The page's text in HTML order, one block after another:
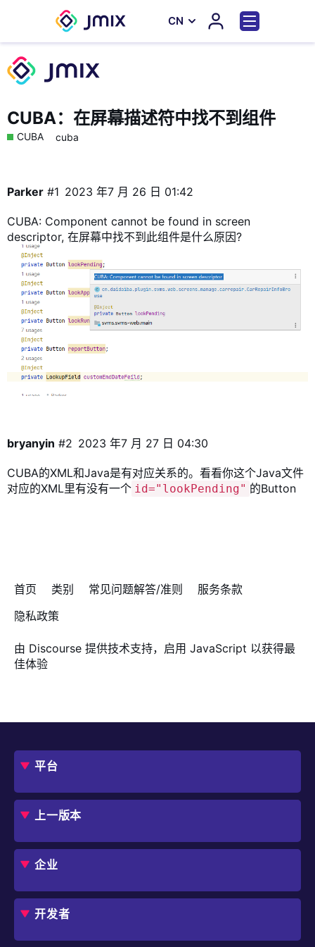
СN
CUBA：在屏幕描述符中找不到组件
CUBA cuba
Parker 2023 年7 月 26 日 01:42
#1
CUBA: Component cannot be found in screen
descriptor, 在屏幕中找不到此组件是什么原因?
bryanyin 2023 年7 月 27 日 04:30
#2
CUBA的XML和Java是有对应关系的。看看你这个Java文件
对应的XML里有没有一个 id="lookPending" 的Button
首页 类别 常见问题解答/准则
服务条款
隐私政策
由 Discourse 提供技术支持，启用 JavaScript 以获得最
佳体验
平台
概述
框架
Studio
扩展组件市场
DevOps 云
业务流程自动化
价格
评估指南
Jmix 适合我的项目吗？
上一版本
CUBA 平台
企业
角色
IT 负责人
独立软件开发商
用例
应用程序现代化
避免 SaaS/低代码 供应商费用和限制
开发者
概述